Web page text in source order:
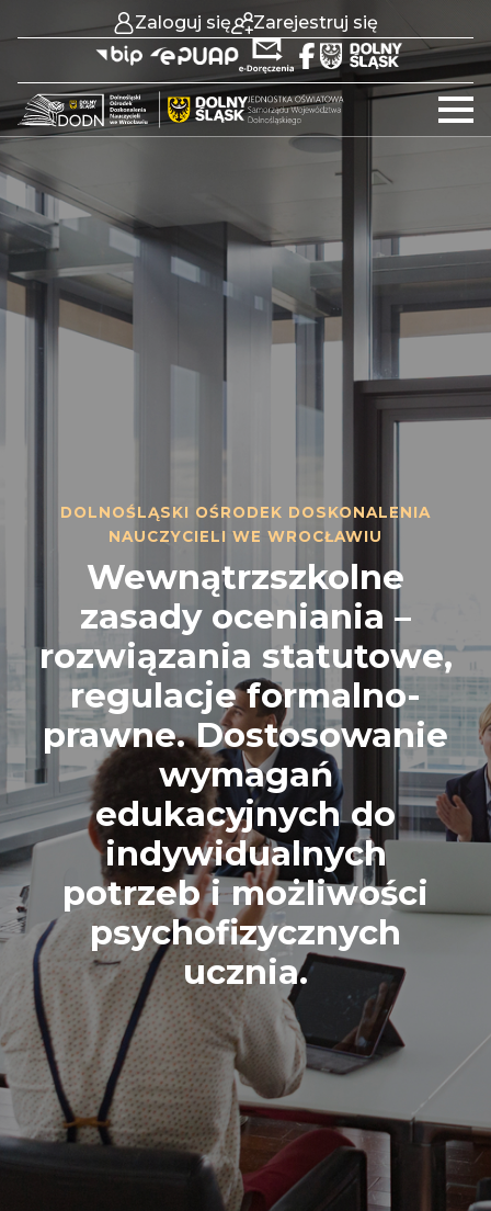
Zaloguj się Zarejestruj się
DOLNOŚLĄSKI OŚRODEK DOSKONALENIA
NAUCZYCIELI WE WROCŁAWIU
Wewnątrzszkolne
zasady oceniania –
rozwiązania statutowe,
regulacje formalno-
prawne. Dostosowanie
wymagań
edukacyjnych do
indywidualnych
potrzeb i możliwości
psychofizycznych
ucznia.